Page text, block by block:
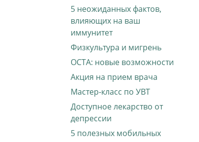
5 неожиданных фактов,
влияющих на ваш
иммунитет
Физкультура и мигрень
ОСТА: новые возможности
Акция на прием врача
Мастер-класс по УВТ
Доступное лекарство от
депрессии
5 полезных мобильных